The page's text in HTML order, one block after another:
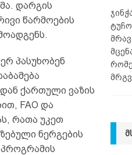
დარგის
წარმოების
პასუხობენ
ქართული ვაზის
FAO და
რათა უკეთ
ნერგების
პროგრამის